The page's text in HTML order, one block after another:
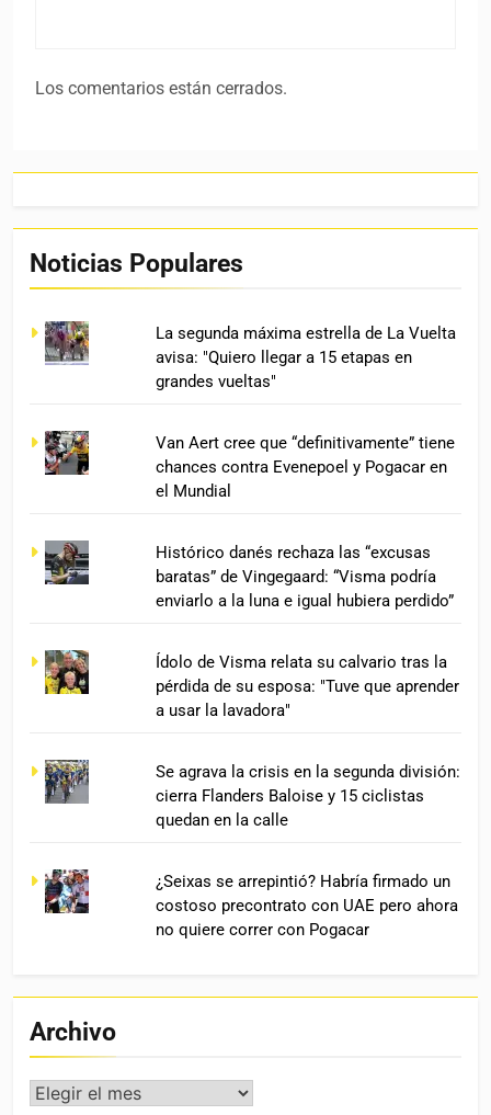
Los comentarios están cerrados.
Noticias Populares
La segunda máxima estrella de La Vuelta
avisa: "Quiero llegar a 15 etapas en
grandes vueltas"
Van Aert cree que “definitivamente” tiene
chances contra Evenepoel y Pogacar en
el Mundial
Histórico danés rechaza las “excusas
baratas” de Vingegaard: “Visma podría
enviarlo a la luna e igual hubiera perdido”
Ídolo de Visma relata su calvario tras la
pérdida de su esposa: "Tuve que aprender
a usar la lavadora"
Se agrava la crisis en la segunda división:
cierra Flanders Baloise y 15 ciclistas
quedan en la calle
¿Seixas se arrepintió? Habría firmado un
costoso precontrato con UAE pero ahora
no quiere correr con Pogacar
Archivo
Archivo